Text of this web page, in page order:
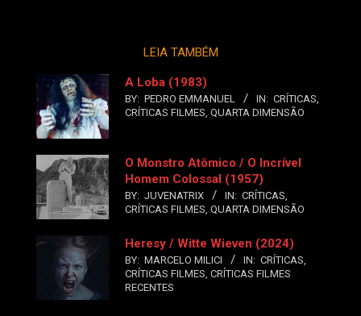
LEIA TAMBÉM
A Loba (1983)
BY: PEDRO EMMANUEL IN: CRÍTICAS,
CRÍTICAS FILMES, QUARTA DIMENSÃO
O Monstro Atômico / O Incrível
Homem Colossal (1957)
BY: JUVENATRIX IN: CRÍTICAS,
CRÍTICAS FILMES, QUARTA DIMENSÃO
Heresy / Witte Wieven (2024)
BY: MARCELO MILICI IN: CRÍTICAS,
CRÍTICAS FILMES, CRÍTICAS FILMES
RECENTES